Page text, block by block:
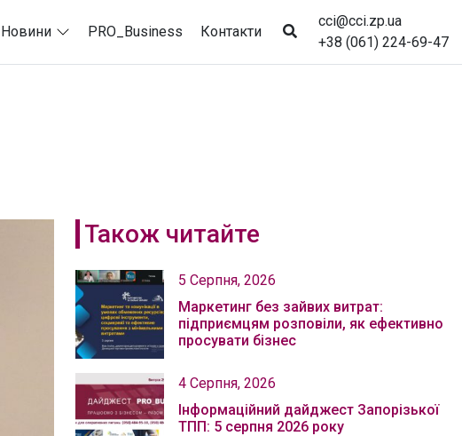
Новини PRO_Business Контакти
cci@cci.zp.ua
+38 (061) 224-69-47
Також читайте
5 Серпня, 2026
Маркетинг без зайвих витрат:
підприємцям розповіли, як ефективно
просувати бізнес
4 Серпня, 2026
Інформаційний дайджест Запорізької
ТПП: 5 серпня 2026 року